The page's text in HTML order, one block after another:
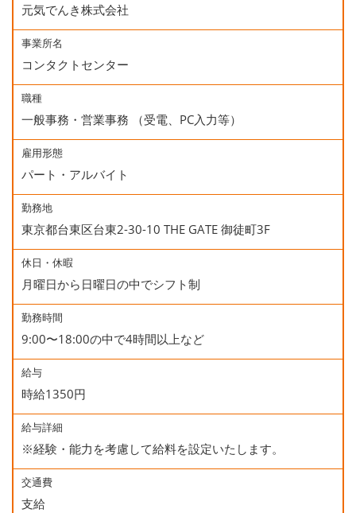
元気でんき株式会社
事業所名
コンタクトセンター
職種
一般事務・営業事務 （受電、PC入力等）
雇用形態
パート・アルバイト
勤務地
東京都台東区台東2-30-10 THE GATE 御徒町3F
休日・休暇
月曜日から日曜日の中でシフト制
勤務時間
9:00〜18:00の中で4時間以上など
給与
時給1350円
給与詳細
※経験・能力を考慮して給料を設定いたします。
交通費
支給